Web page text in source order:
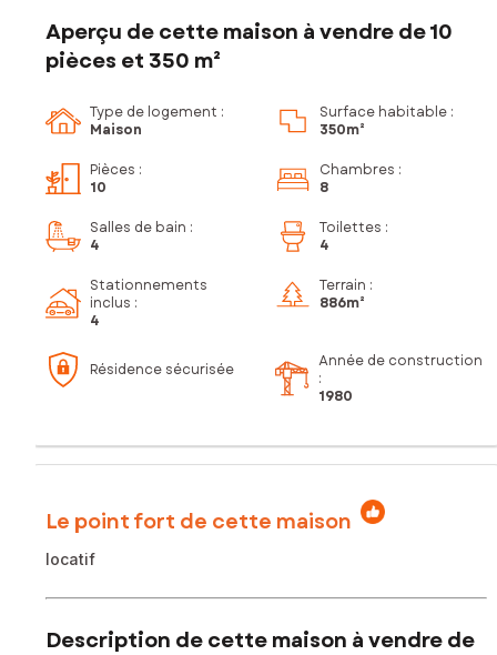
Aperçu de cette maison à vendre de 10
pièces et 350 m²
Type de logement :
Maison
Surface habitable :
350m²
Pièces :
10
Chambres :
8
Salles de bain :
4
Toilettes :
4
Stationnements
inclus :
4
Terrain :
886m²
Résidence sécurisée
Année de construction
:
1980
Le point fort de cette maison
locatif
Description de cette maison à vendre de